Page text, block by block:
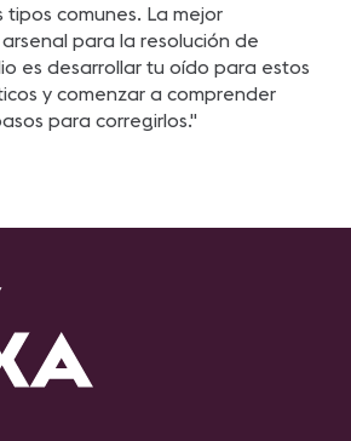
comunes. La mejor
para la resolución de
es desarrollar tu oído para estos
y comenzar a comprender
para corregirlos."